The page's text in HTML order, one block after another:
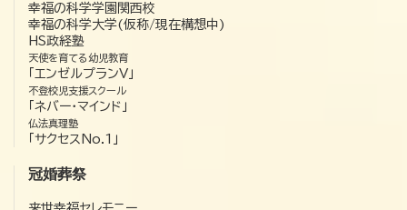
幸福の科学学園関西校
幸福の科学大学(仮称/現在構想中)
HS政経塾
天使を育てる幼児教育
「エンゼルプランV」
不登校児支援スクール
「ネバー・マインド」
仏法真理塾
「サクセスNo.1」
冠婚葬祭